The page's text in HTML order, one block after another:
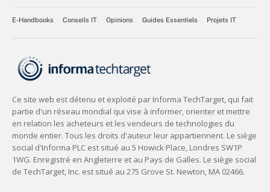
E-Handbooks Conseils IT Opinions Guides Essentiels Projets IT